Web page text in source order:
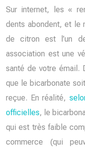
Sur internet, les «
dents abondent, et le
de citron est l’un
association est une
santé de votre émail.
que le bicarbonate
reçue. En réalité,
officielles, le
qui est très faible
commerce (qui